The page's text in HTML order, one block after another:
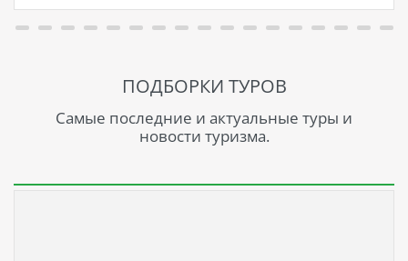
ПОДБОРКИ ТУРОВ
Самые последние и актуальные туры и
новости туризма.